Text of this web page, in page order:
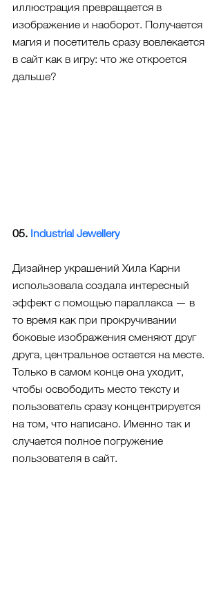
иллюстрация превращается в
изображение и наоборот. Получается
магия и посетитель сразу вовлекается
в сайт как в игру: что же откроется
дальше?
05. Industrial Jewellery
Дизайнер украшений Хила Карни
использовала создала интересный
эффект с помощью параллакса — в
то время как при прокручивании
боковые изображения сменяют друг
друга, центральное остается на месте.
Только в самом конце она уходит,
чтобы освободить место тексту и
пользователь сразу концентрируется
на том, что написано. Именно так и
случается полное погружение
пользователя в сайт.